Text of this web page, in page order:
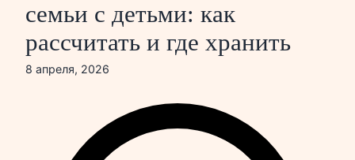
семьи с детьми: как
рассчитать и где хранить
8 апреля, 2026